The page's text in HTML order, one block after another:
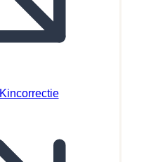
Kincorrectie